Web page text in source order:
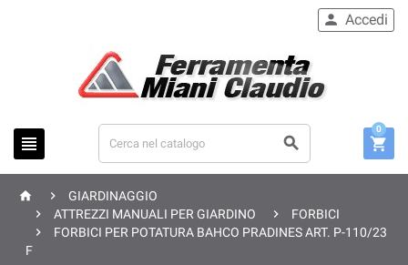
 
 Accedi

0
 
GIARDINAGGIO

ATTREZZI MANUALI PER GIARDINO 
FORBICI

FORBICI PER POTATURA BAHCO PRADINES ART. P-110/23
F